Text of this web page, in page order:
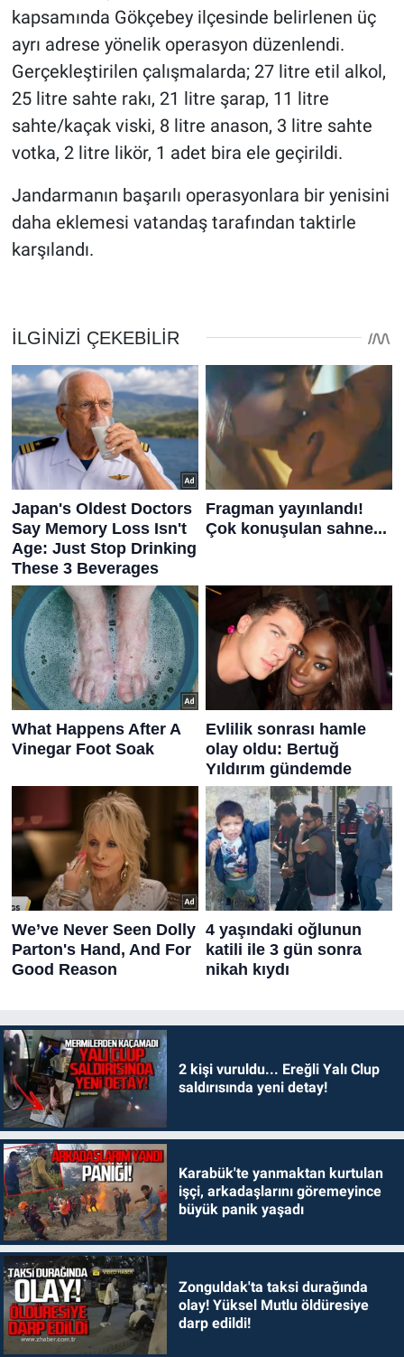
kapsamında Gökçebey ilçesinde belirlenen üç
ayrı adrese yönelik operasyon düzenlendi.
Gerçekleştirilen çalışmalarda; 27 litre etil alkol,
25 litre sahte rakı, 21 litre şarap, 11 litre
sahte/kaçak viski, 8 litre anason, 3 litre sahte
votka, 2 litre likör, 1 adet bira ele geçirildi.
Jandarmanın başarılı operasyonlara bir yenisini
daha eklemesi vatandaş tarafından taktirle
karşılandı.
2 kişi vuruldu... Ereğli Yalı Clup
saldırısında yeni detay!
Karabük'te yanmaktan kurtulan
işçi, arkadaşlarını göremeyince
büyük panik yaşadı
Zonguldak'ta taksi durağında
olay! Yüksel Mutlu öldüresiye
darp edildi!